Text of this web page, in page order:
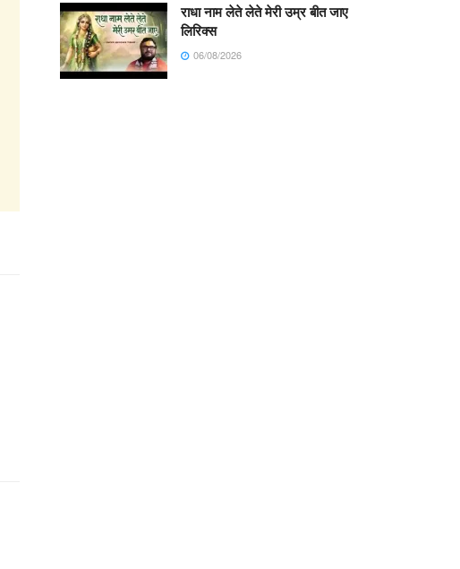
राधा नाम लेते लेते मेरी उम्र बीत जाए
लिरिक्स
06/08/2026